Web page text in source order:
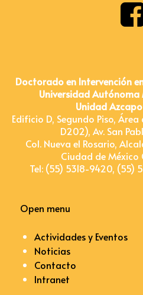
Doctorado en Intervención
Universidad
Unidad
Edificio D, Segundo Piso,
D202), Av. San
Col. Nueva el Rosario,
Ciudad de México
Tel: (55) 5318-9420, (55)
Open menu
Actividades y Eventos
Noticias
Contacto
Intranet